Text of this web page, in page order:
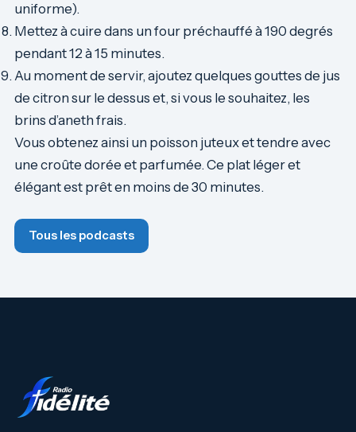
uniforme).
Mettez à cuire dans un four préchauffé à 190 degrés
pendant 12 à 15 minutes.
Au moment de servir, ajoutez quelques gouttes de jus
de citron sur le dessus et, si vous le souhaitez, les
brins d’aneth frais.
Vous obtenez ainsi un poisson juteux et tendre avec
une croûte dorée et parfumée. Ce plat léger et
élégant est prêt en moins de 30 minutes.
Tous les podcasts